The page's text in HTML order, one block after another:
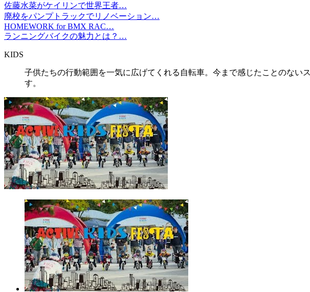
佐藤水菜がケイリンで世界王者…
廃校をパンプトラックでリノベーション…
HOMEWORK for BMX RAC…
ランニングバイクの魅力とは？…
KIDS
子供たちの行動範囲を一気に広げてくれる自転車。今まで感じたことのな
す。